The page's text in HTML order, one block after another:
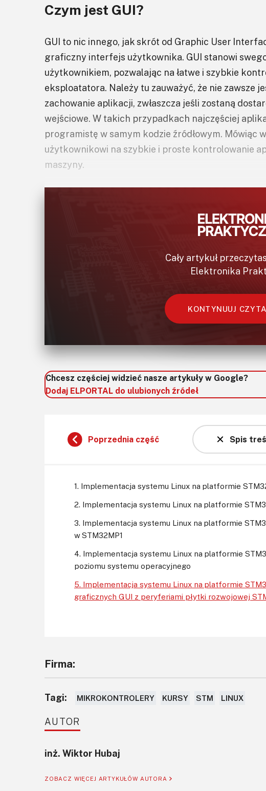
Czym jest GUI?
GUI to nic innego, jak skrót od Graphic User
graficzny interfejs użytkownika. GUI stanowi
użytkownikiem, pozwalając na łatwe i szybkie
eksploatatora. Należy tu zauważyć, że nie zawsze
zachowanie aplikacji, zwłaszcza jeśli zostaną
wejściowe. W takich przypadkach najczęściej
programistę w samym kodzie źródłowym. Mówiąc
użytkownikowi na szybkie i proste kontrolowanie
maszyny.
Cały artykuł
Elektronika
KONTYNUUJ
Chcesz częściej widzieć nasze artykuły w Google?
Dodaj ELPORTAL do ulubionych źródeł
Poprzednia część Spis
1. Implementacja systemu Linux na platformie
2. Implementacja systemu Linux na platformie
3. Implementacja systemu Linux na platformie
w STM32MP1
4. Implementacja systemu Linux na platformie
poziomu systemu operacyjnego
5. Implementacja systemu Linux na platformie
graficznych GUI z peryferiami płytki rozwojowej
Firma:
Tagi: MIKROKONTROLERY KURSY STM LINUX
AUTOR
inż. Wiktor Hubaj
ZOBACZ WIĘCEJ ARTYKUŁÓW AUTORA